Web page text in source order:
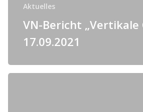
Aktuelles
VN-Bericht „Vertikale
17.09.2021